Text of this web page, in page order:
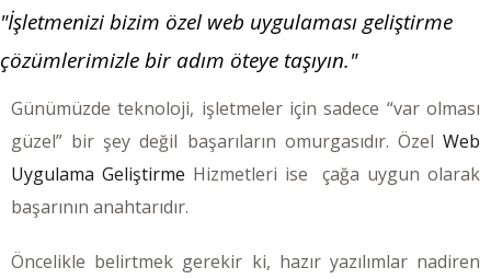
"İşletmenizi bizim özel web uygulaması geliştirme
çözümlerimizle bir adım öteye taşıyın."
Günümüzde teknoloji, işletmeler için sadece “var olması
güzel” bir şey değil başarıların omurgasıdır. Özel Web
Uygulama Geliştirme Hizmetleri ise çağa uygun olarak
başarının anahtarıdır.
Öncelikle belirtmek gerekir ki, hazır yazılımlar nadiren